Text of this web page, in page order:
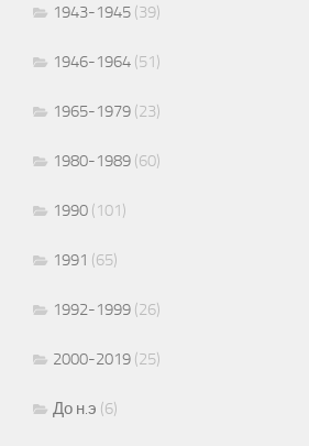
1943-1945 (39)
1946-1964 (51)
1965-1979 (23)
1980-1989 (60)
1990 (101)
1991 (65)
1992-1999 (26)
2000-2019 (25)
До н.э (6)